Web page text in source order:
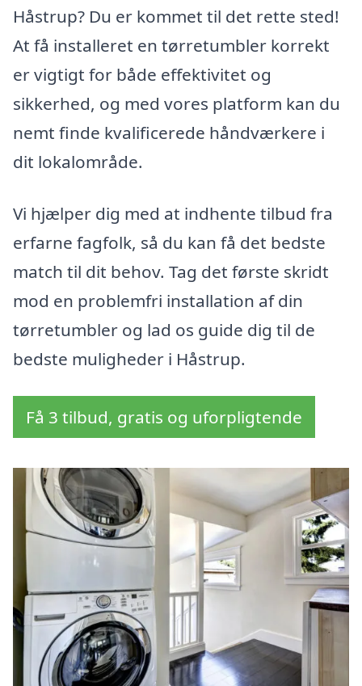
Håstrup? Du er kommet til det rette sted!
At få installeret en tørretumbler korrekt
er vigtigt for både effektivitet og
sikkerhed, og med vores platform kan du
nemt finde kvalificerede håndværkere i
dit lokalområde.
Vi hjælper dig med at indhente tilbud fra
erfarne fagfolk, så du kan få det bedste
match til dit behov. Tag det første skridt
mod en problemfri installation af din
tørretumbler og lad os guide dig til de
bedste muligheder i Håstrup.
Få 3 tilbud, gratis og uforpligtende